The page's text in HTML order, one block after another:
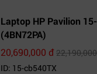
Laptop HP Pavilion
(4BN72PA)
20,690,000 đ
ID: 15-cb540TX